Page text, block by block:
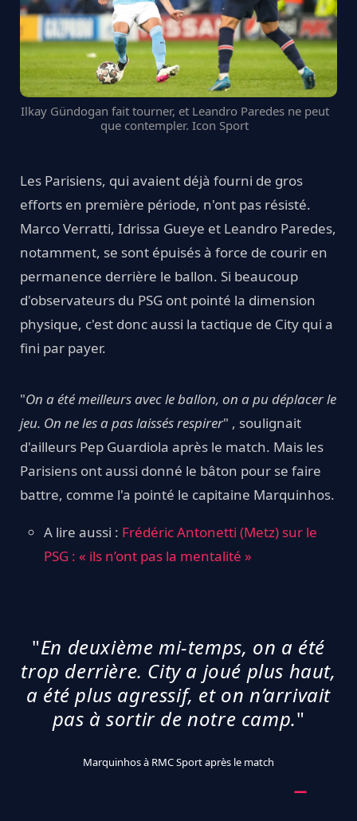
Ilkay Gündogan fait tourner, et Leandro Paredes ne peut
que contempler. Icon Sport
Les Parisiens, qui avaient déjà fourni de gros
efforts en première période, n'ont pas résisté.
Marco Verratti, Idrissa Gueye et Leandro Paredes,
notamment, se sont épuisés à force de courir en
permanence derrière le ballon. Si beaucoup
d'observateurs du PSG ont pointé la dimension
physique, c'est donc aussi la tactique de City qui a
fini par payer.
"On a été meilleurs avec le ballon, on a pu déplacer le
jeu. On ne les a pas laissés respirer" , soulignait
d'ailleurs Pep Guardiola après le match. Mais les
Parisiens ont aussi donné le bâton pour se faire
battre, comme l'a pointé le capitaine Marquinhos.
A lire aussi : Frédéric Antonetti (Metz) sur le
PSG : « ils n’ont pas la mentalité »
"En deuxième mi-temps, on a été
trop derrière. City a joué plus haut,
a été plus agressif, et on n’arrivait
pas à sortir de notre camp."
Marquinhos à RMC Sport après le match